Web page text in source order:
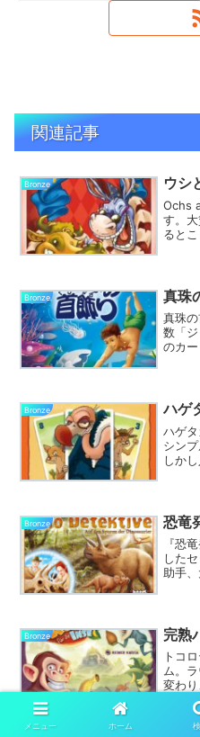
関連記事
Bronze ウシ
Ochs
す。
ると
Bronze 真珠
真珠
数「
のカー
Bronze ハゲ
ハゲタ
シン
しか
Bronze 恐竜
『恐
した
助手
好きに
Bronze 完熟
トコ
ム。
変わ
略が
る競
分か
メニュー ホーム